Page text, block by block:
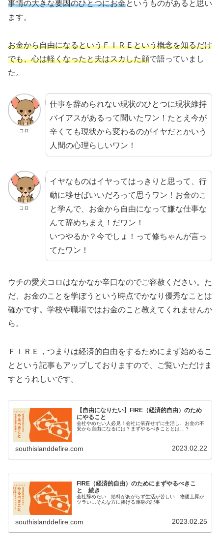
事情の大きな要因のひとつにお金というものがあると思い
ます。
お金から自由になるというＦＩＲＥという概念を知るだけ
でも、心は軽くなったと夫はスカした顔で語っていまし
た。
コロ
仕事を辞められない現状のひとつに現状維持
バイアスがあるって聞いたワン！たとえ今が
辛くても現状から変わるのがイヤだとかいう
人間の心理らしいワン！
コロ
イヤなものはイヤってはっきりと思って、行
動に移せばいいだろって思うワン！お金のこ
と学んで、お金から自由になって嫌な仕事な
んて辞めちまえ！だワン！
いつやるか？今でしょ！って修ちゃんが言っ
てたワン！
ウチの愛犬コロはなかなか辛口なのでご容赦ください。た
だ、お金のことを学ぼうという時点でかなり優秀なことは
確かです。学校や職場ではお金のこと教えてくれませんか
ら。
ＦＩＲＥ，つまりは経済的自由をするためにまず始めるこ
とという記事もアップしておりますので、ご覧いただけま
すとうれしいです。
【自由になりたい】FIRE（経済的自由）のため
にやること
会社やめたい人必見！会社に依存せずに生活し、お金の不
安から自由になるには？まずやるべきこととは…？
southislanddefire.com 2023.02.22
FIRE（経済的自由）のためにまずやるべきこ
と 続き
会社辞めたい…給料があがらず生活が苦しい…物価上昇が
ツラい…そんな方に捧げる渾身の記事
southislanddefire.com 2023.02.25